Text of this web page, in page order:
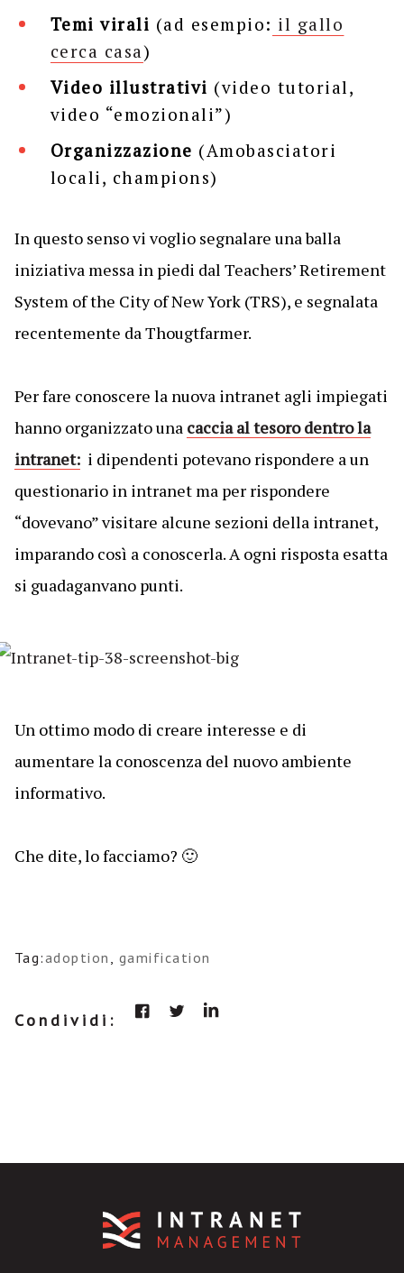
Temi virali (ad esempio: il gallo
cerca casa)
Video illustrativi (video tutorial,
video “emozionali”)
Organizzazione (Amobasciatori
locali, champions)
In questo senso vi voglio segnalare una balla
iniziativa messa in piedi dal Teachers’ Retirement
System of the City of New York (TRS), e segnalata
recentemente da Thougtfarmer.
Per fare conoscere la nuova intranet agli impiegati
hanno organizzato una caccia al tesoro dentro la
intranet:i dipendenti potevano rispondere a un
questionario in intranet ma per rispondere
“dovevano” visitare alcune sezioni della intranet,
imparando così a conoscerla. A ogni risposta esatta
si guadaganvano punti.
Un ottimo modo di creare interesse e di
aumentare la conoscenza del nuovo ambiente
informativo.
Che dite, lo facciamo? 🙂
Tag:adoption , gamification
Condividi: